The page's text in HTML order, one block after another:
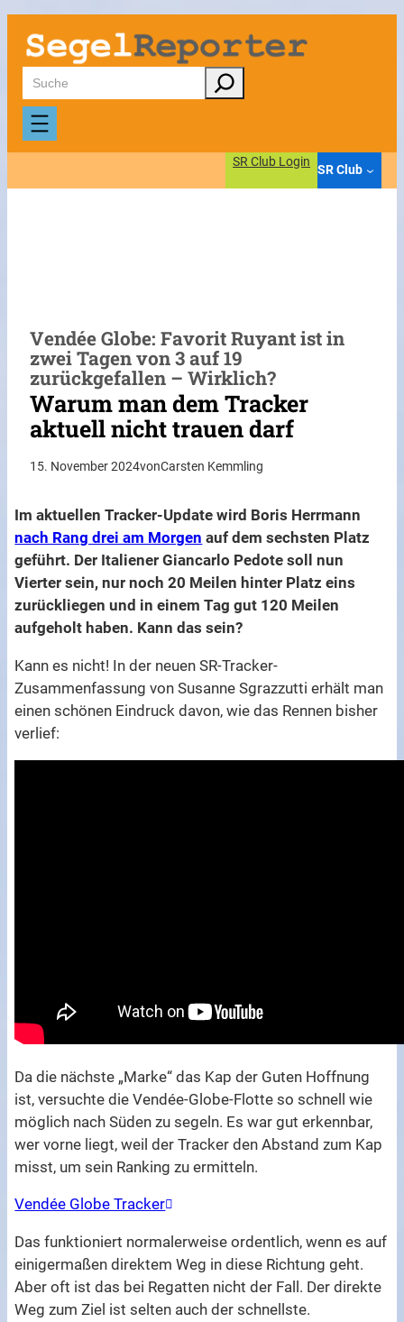
Zum
Inhalt
springen
Suchen
SR Club Login
SR Club
Vendée Globe: Favorit Ruyant ist in
zwei Tagen von 3 auf 19
zurückgefallen – Wirklich?
Warum man dem Tracker
aktuell nicht trauen darf
15. November 2024vonCarsten Kemmling
Im aktuellen Tracker-Update wird Boris Herrmann
nach Rang drei am Morgen auf dem sechsten Platz
geführt. Der Italiener Giancarlo Pedote soll nun
Vierter sein, nur noch 20 Meilen hinter Platz eins
zurückliegen und in einem Tag gut 120 Meilen
aufgeholt haben. Kann das sein?
Kann es nicht! In der neuen SR-Tracker-
Zusammenfassung von Susanne Sgrazzutti erhält man
einen schönen Eindruck davon, wie das Rennen bisher
verlief:
Da die nächste „Marke“ das Kap der Guten Hoffnung
ist, versuchte die Vendée-Globe-Flotte so schnell wie
möglich nach Süden zu segeln. Es war gut erkennbar,
wer vorne liegt, weil der Tracker den Abstand zum Kap
misst, um sein Ranking zu ermitteln.
Vendée Globe Tracker
Das funktioniert normalerweise ordentlich, wenn es auf
einigermaßen direktem Weg in diese Richtung geht.
Aber oft ist das bei Regatten nicht der Fall. Der direkte
Weg zum Ziel ist selten auch der schnellste.